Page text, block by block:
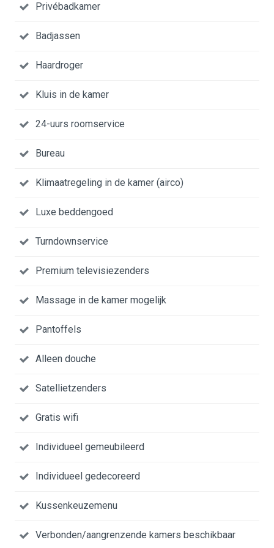
Privébadkamer
Badjassen
Haardroger
Kluis in de kamer
24-uurs roomservice
Bureau
Klimaatregeling in de kamer (airco)
Luxe beddengoed
Turndownservice
Premium televisiezenders
Massage in de kamer mogelijk
Pantoffels
Alleen douche
Satellietzenders
Gratis wifi
Individueel gemeubileerd
Individueel gedecoreerd
Kussenkeuzemenu
Verbonden/aangrenzende kamers beschikbaar